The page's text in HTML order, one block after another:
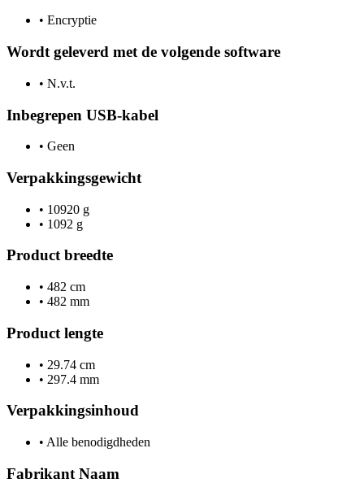
• Encryptie
Wordt geleverd met de volgende software
• N.v.t.
Inbegrepen USB-kabel
• Geen
Verpakkingsgewicht
• 10920 g
• 1092 g
Product breedte
• 482 cm
• 482 mm
Product lengte
• 29.74 cm
• 297.4 mm
Verpakkingsinhoud
• Alle benodigdheden
Fabrikant Naam